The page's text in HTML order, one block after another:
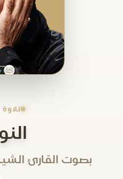
النور35
بصوت القارئ